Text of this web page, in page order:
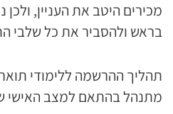
מכירים היטב את העניין,
בראש ולהסביר את כל שלבי
תהליך ההרשמה ללימודי
מתנהל בהתאם למצב האישי